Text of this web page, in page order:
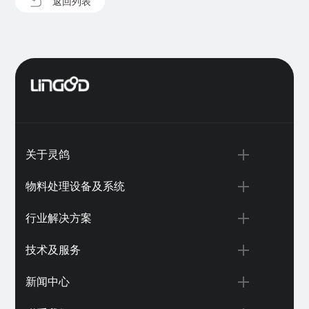
关于灵鸽
物料处理设备及系统
行业解决方案
技术及服务
新闻中心